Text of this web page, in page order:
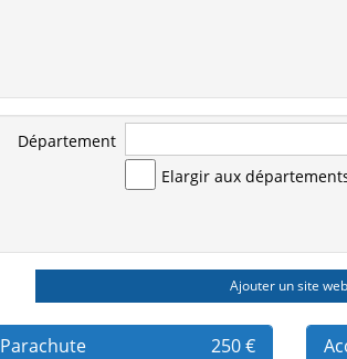
Département
Elargir aux
Ajouter un site web
Parachute 250 €